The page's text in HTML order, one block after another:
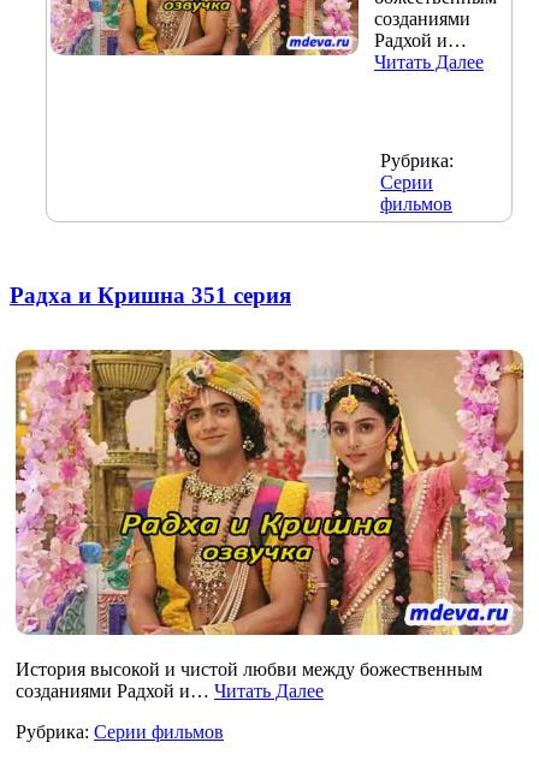
созданиями
Радхой и…
Читать Далее
Рубрика:
Серии
фильмов
Радха и Кришна 351 серия
История высокой и чистой любви между божественным
созданиями Радхой и… Читать Далее
Рубрика: Серии фильмов